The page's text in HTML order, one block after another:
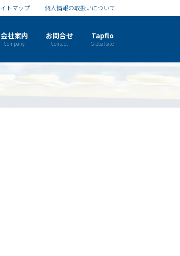
トマップ 個人情報の取扱いについて
会社案内
Company
お問合せ
Contact
Tapflo
Global site